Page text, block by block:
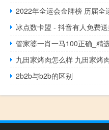
2022年全运会金牌榜 历届全
冰点数卡盟 - 抖音有人免费
管家婆一肖一马100正确_精
九田家烤肉怎么样 九田家烤
2b2b与b2b的区别